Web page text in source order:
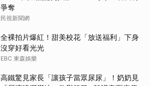
爭奪
民視新聞網
全裸拍片爆紅！甜美校花「放送福利」下身
沒穿好看光光
EBC 東森娛樂
高鐵驚見家長「讓孩子當眾尿尿」！奶奶見